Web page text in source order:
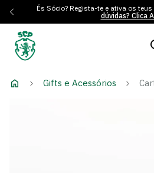
És Sócio? Regista-te e ativa os
dúvidas? Clica
Gifts e Acessórios